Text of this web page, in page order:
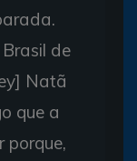
de
Natã
que a
porque,